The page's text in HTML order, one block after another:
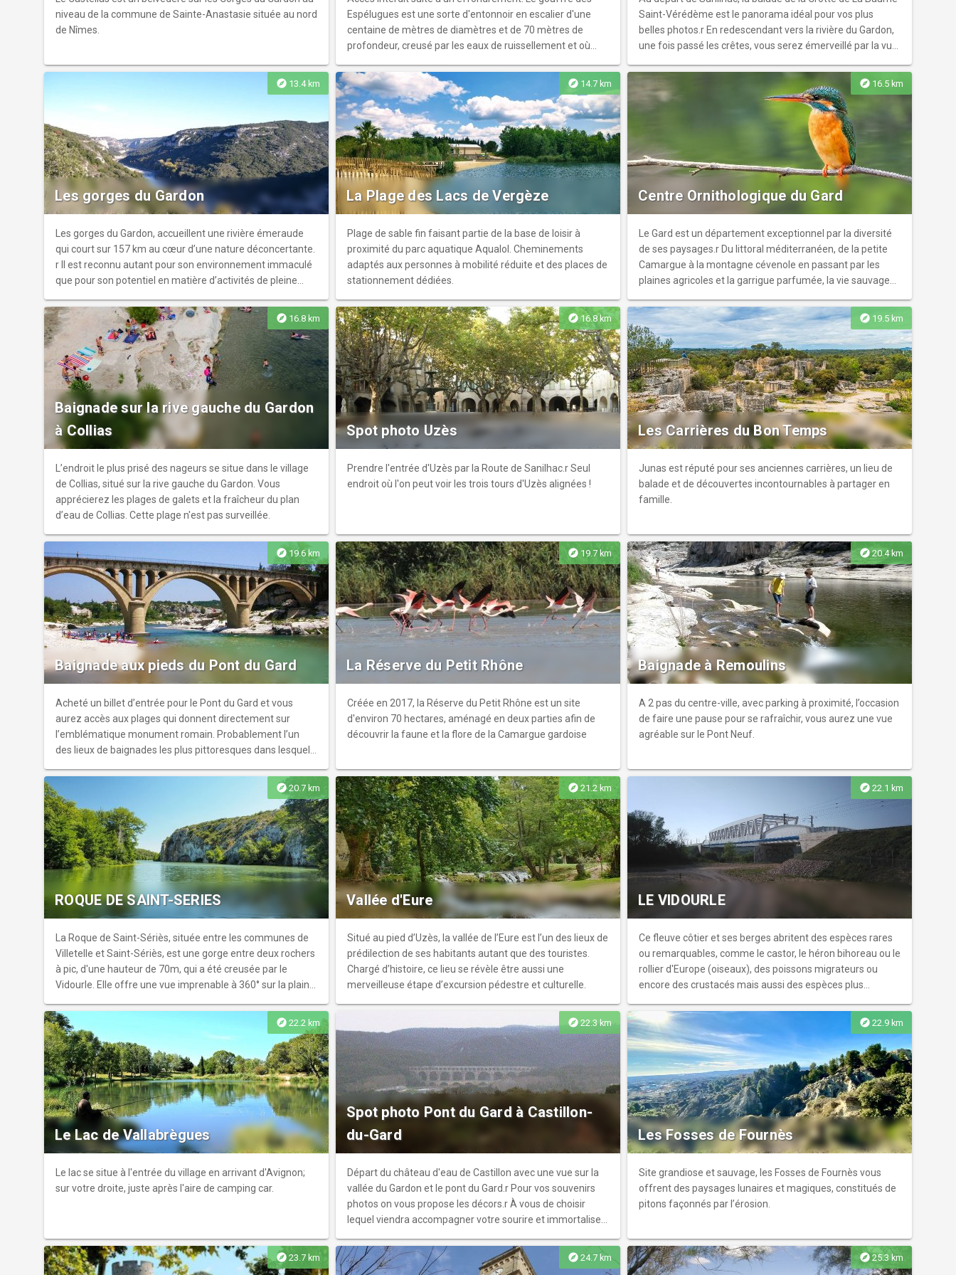
niveau de la commune de Sainte-Anastasie située au nord
de Nîmes.
Espélugues est une sorte d'entonnoir en escalier d'une
centaine de mètres de diamètres et de 70 mètres de
profondeur, creusé par les eaux de ruissellement et où
Saint-Vérédème est le panorama idéal pour vos plus
belles photos.r En redescendant vers la rivière du Gardon,
une fois passé les crêtes, vous serez émerveillé par la vue
explore 13.4 km
Les gorges du Gardon
Les gorges du Gardon, accueillent une rivière émeraude
qui court sur 157 km au cœur d’une nature déconcertante.
r Il est reconnu autant pour son environnement immaculé
que pour son potentiel en matière d’activités de pleine
explore 14.7 km
La Plage des Lacs de Vergèze
Plage de sable fin faisant partie de la base de loisir à
proximité du parc aquatique Aqualol. Cheminements
adaptés aux personnes à mobilité réduite et des places de
stationnement dédiées.
explore 16.5 km
Centre Ornithologique du Gard
Le Gard est un département exceptionnel par la diversité
de ses paysages.r Du littoral méditerranéen, de la petite
Camargue à la montagne cévenole en passant par les
plaines agricoles et la garrigue parfumée, la vie sauvage
explore 16.8 km
Baignade sur la rive gauche du Gardon
à Collias
L’endroit le plus prisé des nageurs se situe dans le village
de Collias, situé sur la rive gauche du Gardon. Vous
apprécierez les plages de galets et la fraîcheur du plan
d’eau de Collias. Cette plage n'est pas surveillée.
explore 16.8 km
Spot photo Uzès
Prendre l'entrée d'Uzès par la Route de Sanilhac.r Seul
endroit où l'on peut voir les trois tours d'Uzès alignées !
explore 19.5 km
Les Carrières du Bon Temps
Junas est réputé pour ses anciennes carrières, un lieu de
balade et de découvertes incontournables à partager en
famille.
explore 19.6 km
Baignade aux pieds du Pont du Gard
Acheté un billet d’entrée pour le Pont du Gard et vous
aurez accès aux plages qui donnent directement sur
l’emblématique monument romain. Probablement l’un
des lieux de baignades les plus pittoresques dans lesquels
explore 19.7 km
La Réserve du Petit Rhône
Créée en 2017, la Réserve du Petit Rhône est un site
d'environ 70 hectares, aménagé en deux parties afin de
découvrir la faune et la flore de la Camargue gardoise
explore20.4 km
Baignade à Remoulins
A 2 pas du centre-ville, avec parking à proximité, l’occasion
de faire une pause pour se rafraîchir, vous aurez une vue
agréable sur le Pont Neuf.
explore20.7 km
ROQUE DE SAINT-SERIES
La Roque de Saint-Sériès, située entre les communes de
Villetelle et Saint-Sériès, est une gorge entre deux rochers
à pic, d'une hauteur de 70m, qui a été creusée par le
Vidourle. Elle offre une vue imprenable à 360° sur la plaine,
d'orientation vous permet de vous situer dans ce
panorama riche et varié. Une via ferrata a été aménagée
le long de sa paroi.
explore 21.2 km
Vallée d'Eure
Situé au pied d’Uzès, la vallée de l’Eure est l’un des lieux de
prédilection de ses habitants autant que des touristes.
Chargé d’histoire, ce lieu se révèle être aussi une
merveilleuse étape d’excursion pédestre et culturelle.
explore 22.1 km
LE VIDOURLE
Ce fleuve côtier et ses berges abritent des espèces rares
ou remarquables, comme le castor, le héron bihoreau ou le
rollier d'Europe (oiseaux), des poissons migrateurs ou
encore des crustacés mais aussi des espèces plus
martin-pêcheur... Sa végétation, la ripisylve, ou fôret des
rives des cours d'eau, est un milieu surprenant. Formant
une véritable forêt galerie qui stabilise les berges, elle est
indispensable au bon fonctionnement du cours d'eau.
Classée en ZNIEFF, elle abrite frênes, platanes, ormes,
peupliers, saules, érables... Nous vous invitons à une
balade familiale rafraichissante à Marsillargues le long du
fleuve.
explore 22.2 km
Le Lac de Vallabrègues
Le lac se situe à l'entrée du village en arrivant d'Avignon;
sur votre droite, juste après l'aire de camping car.
explore 22.3 km
Spot photo Pont du Gard à Castillon-
du-Gard
Départ du château d'eau de Castillon avec une vue sur la
vallée du Gardon et le pont du Gard.r Pour vos souvenirs
photos on vous propose les décors.r À vous de choisir
lequel viendra accompagner votre sourire et immortaliser
explore 22.9 km
Les Fosses de Fournès
Site grandiose et sauvage, les Fosses de Fournès vous
offrent des paysages lunaires et magiques, constitués de
pitons façonnés par l’érosion.
explore 23.7 km explore 24.7 km explore 25.3 km